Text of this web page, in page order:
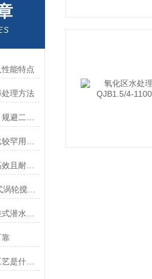
能特点
理方法
推流式潜水曝气机：节能、高效且耐用的水处理设备
GSJ-2000 双曲面搅拌机 立式涡轮搅拌器应用范围
你知道絮凝搅拌机的作用及工艺是什么么